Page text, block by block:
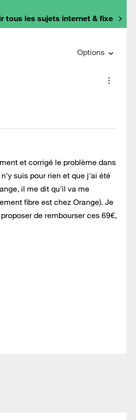
tous les sujets internet & fixe
Options
et corrigé le problème dans
suis pour rien et que j'ai été
il me dit qu'il va me
fibre est chez Orange). Je
de rembourser ces 69€,